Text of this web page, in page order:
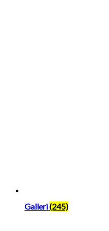
Galleri(245)